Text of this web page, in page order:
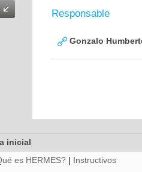
Responsable
Gonzalo
inicial
es HERMES? | Instructivos